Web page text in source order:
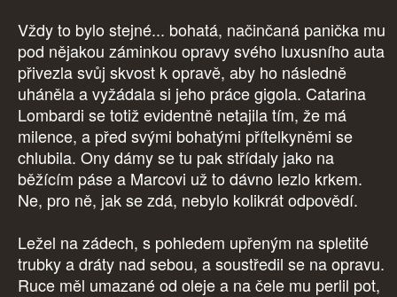
Vždy to bylo stejné... bohatá, načinčaná panička mu
pod nějakou záminkou opravy svého luxusního auta
přivezla svůj skvost k opravě, aby ho následně
uháněla a vyžádala si jeho práce gigola. Catarina
Lombardi se totiž evidentně netajila tím, že má
milence, a před svými bohatými přítelkyněmi se
chlubila. Ony dámy se tu pak střídaly jako na
běžícím páse a Marcovi už to dávno lezlo krkem.
Ne, pro ně, jak se zdá, nebylo kolikrát odpovědí.
Ležel na zádech, s pohledem upřeným na spletité
trubky a dráty nad sebou, a soustředil se na opravu.
Ruce měl umazané od oleje a na čele mu perlil pot,